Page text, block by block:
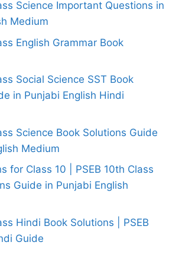
Science Important Questions in
Medium
English Grammar Book
Social Science SST Book
in Punjabi English Hindi
Science Book Solutions Guide
Medium
for Class 10 | PSEB 10th Class
Guide in Punjabi English
Hindi Book Solutions | PSEB
Guide